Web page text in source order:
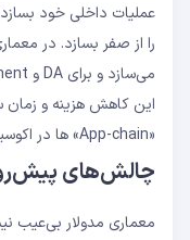
عملیات داخلی خود
را از صفر بسازد. در
این کاهش هزینه و
«App-chain» ها در اکوسیستم اتریوم بوده است.
چالش‌های
معماری مدولار بی‌عیب